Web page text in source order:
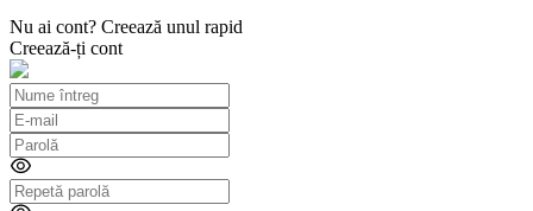
Nu ai cont? Creează unul rapid
Creează-ți cont